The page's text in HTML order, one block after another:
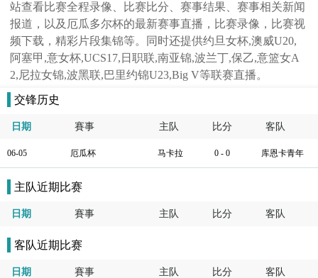
站查看比赛全程录像、比赛比分、赛事结果、赛事相关新闻
报道，以及厄瓜多尔杯的最新赛事直播，比赛录像，比赛视
频下载，精彩片段集锦等。同时还提供约旦女杯,澳威U20,
阿塞甲,意女杯,UCS17,日职联,南亚锦,波兰丁,保乙,意篮女A
2,尼拉女锦,波黑联,巴里约锦U23,Big V等联赛直播。
交锋历史
日期 賽事 主队 比分 客队
06-05 厄瓜杯 马卡拉 0 - 0 库恩卡青年
主队近期比赛
日期 賽事 主队 比分 客队
客队近期比赛
日期 賽事 主队 比分 客队